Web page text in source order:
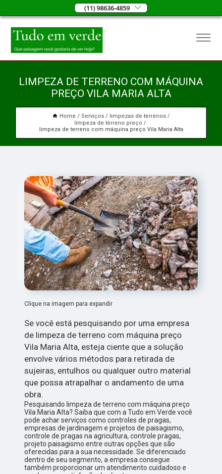
(11) 98636-4859
LIMPEZA DE TERRENO COM MÁQUINA
PREÇO VILA MARIA ALTA
Home Serviços
limpezas de terrenos
limpeza de terreno preço
limpeza de terreno com máquina preço Vila Maria Alta
Clique na imagem para expandir
Se você está pesquisando por uma empresa
de limpeza de terreno com máquina preço
Vila Maria Alta, esteja ciente que a solução
envolve vários métodos para retirada de
sujeiras, entulhos ou qualquer outro material
que possa atrapalhar o andamento de uma
obra.
Pesquisando limpeza de terreno com máquina preço
Vila Maria Alta? Saiba que com a Tudo em Verde você
pode achar serviços como controles de pragas,
empresas de jardinagem e projetos de paisagismo,
controle de pragas na agricultura, controle pragas,
projeto paisagismo entre outras opções que são
oferecidas para a sua necessidade. Se diferenciado
dentro de seu segmento, a empresa consegue
também proporcionar um atendimento cuidadoso e